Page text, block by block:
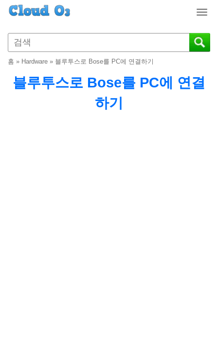
T
g
g
n
a
홈 » Hardware » 블루투스로 Bose를 PC에 연결하기
블루투스로 Bose를 PC에 연결
하기